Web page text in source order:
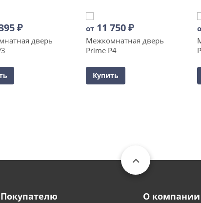
₽
дверь
от 11 750₽
Межкомнатная дверь
Prime P4
Купить
Покупателю О компании